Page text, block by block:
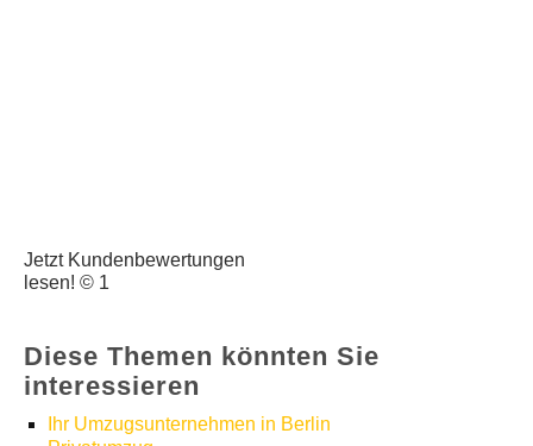
Jetzt Kundenbewertungen
lesen! © 1
Diese Themen könnten Sie
interessieren
Ihr Umzugsunternehmen in Berlin